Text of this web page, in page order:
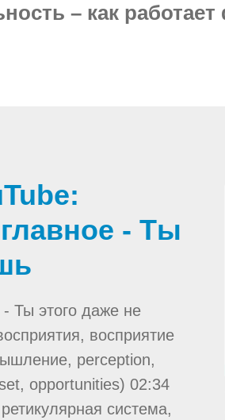
– как
- Ты
Ты этого даже не
восприятие
perception,
opportunities) 02:34
система,